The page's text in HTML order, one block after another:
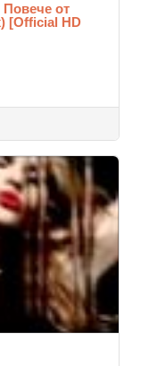
от
[Official HD